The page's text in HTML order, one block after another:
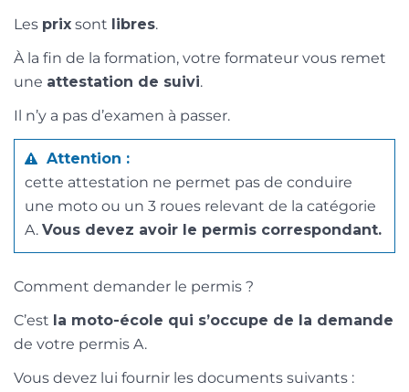
Les prix sont libres.
À la fin de la formation, votre formateur vous remet
une attestation de suivi.
Il n’y a pas d’examen à passer.
Attention :
cette attestation ne permet pas de conduire
une moto ou un 3 roues relevant de la catégorie
A.Vous devez avoir le permis correspondant.
Comment demander le permis ?
C’est la moto-école qui s’occupe de la demande
de votre permis A.
Vous devez lui fournir les documents suivants :